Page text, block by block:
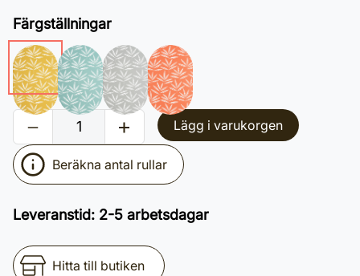
Färgställningar
Lägg i varukorgen
Beräkna antal rullar
Leveranstid: 2-5 arbetsdagar
Hitta till butiken